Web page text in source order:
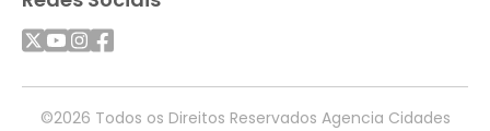
©2026 Todos os Direitos Reservados Agencia Cidades